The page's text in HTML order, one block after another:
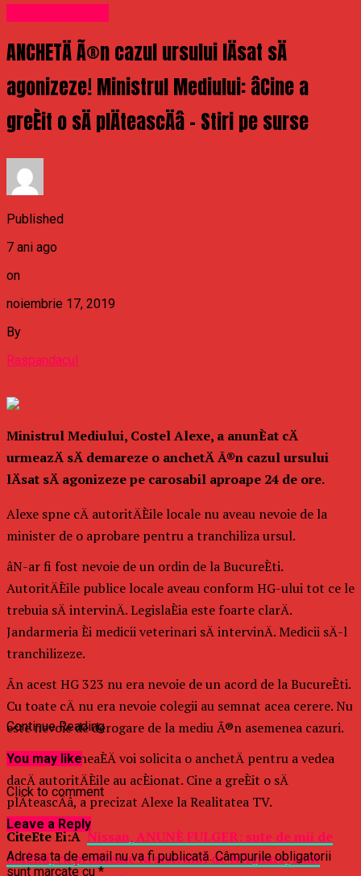
ANCHETÄ Ã®n cazul ursului lÄsat sÄ
agonizeze! Ministrul Mediului: âCine a
greÈit o sÄ plÄteascÄâ – Stiri pe surse
Published
7 ani ago
on
noiembrie 17, 2019
By
Raspandacul
Ministrul Mediului, Costel Alexe, a anunÈat cÄ
urmeazÄ sÄ demareze o anchetÄ Ã®n cazul ursului
lÄsat sÄ agonizeze pe carosabil aproape 24 de ore.
Alexe spne cÄ autoritÄÈile locale nu aveau nevoie de la
minister de o aprobare pentru a tranchiliza ursul.
âN-ar fi fost nevoie de un ordin de la BucureÈti.
AutoritÄÈile publice locale aveau conform HG-ului tot ce le
trebuia sÄ intervinÄ. LegislaÈia este foarte clarÄ.
Jandarmeria Èi medicii veterinari sÄ intervinÄ. Medicii sÄ-l
tranchilizeze.
Ãn acest HG 323 nu era nevoie de un acord de la BucureÈti.
Cu toate cÄ nu era nevoie colegii au semnat acea cerere. Nu
este nevoie de derogare de la mediu Ã®n asemenea cazuri.
MÃ¢ine dimineaÈÄ voi solicita o anchetÄ pentru a vedea
dacÄ autoritÄÈile au acÈionat. Cine a greÈit o sÄ
plÄteascÄâ, a precizat Alexe la Realitatea TV.
CiteÈte Èi:ÂNissan, ANUNÈ FULGER: sute de mii de
maÈini, cu probleme la sistemul de frÃ¢nare, sunt
Continue Reading
You may like
Click to comment
Leave a Reply
Adresa ta de email nu va fi publicată. Câmpurile obligatorii
sunt marcate cu*